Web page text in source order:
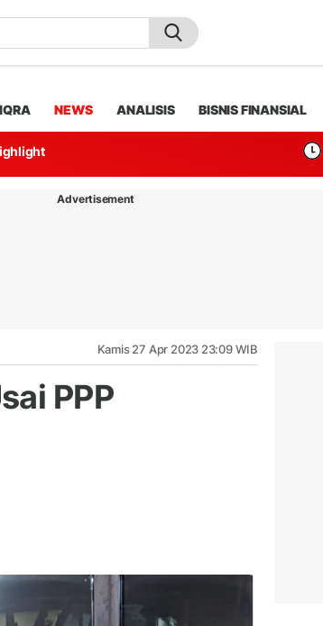
IQRA NEWS ANALISIS BISNIS FINANSIAL
Advertisement
Kamis 27 Apr 2023 23:09 WIB
PPP